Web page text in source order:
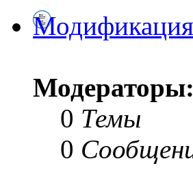
Модераторы:
0 Темы
0